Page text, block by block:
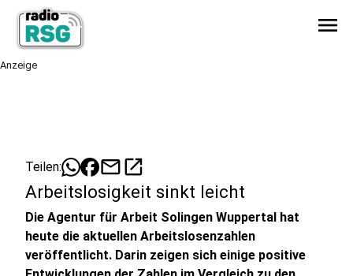
menu
Anzeige
Teilen: mailopen_in_new
Arbeitslosigkeit sinkt leicht
Die Agentur für Arbeit Solingen Wuppertal hat
heute die aktuellen Arbeitslosenzahlen
veröffentlicht. Darin zeigen sich einige positive